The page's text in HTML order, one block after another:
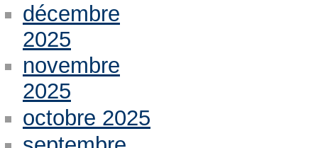
décembre
2025
novembre
2025
octobre 2025